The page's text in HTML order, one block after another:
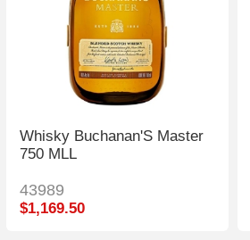
Whisky Buchanan'S Master
750 MLL
43989
$1,169.50